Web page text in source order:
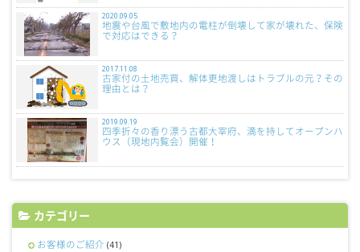
2020.09.05
地震や台風で敷地内の電柱が倒壊して家が壊れた、保険
で対応はできる？
2017.11.08
古家付の土地売買、解体更地渡しはトラブルの元？その
理由とは？
2019.09.19
四季折々の香り漂う古都大宰府、満を持してオープンハ
ウス（現地内覧会）開催！
カテゴリー
お客様のご紹介 (41)